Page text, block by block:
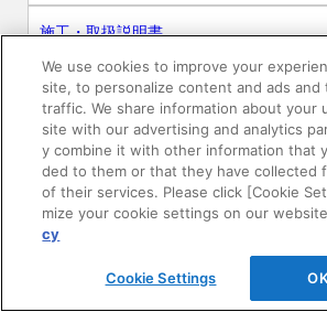
施工・取扱説明書
動画
シミュレーションツール
24時間換気システム〈エアスマート〉
簡易設計見積ソフト
R&Dセンター環境測定・分析サービス
We use cookies to improve your
site, to personalize content and ads and
traffic. We share information about your
site with our advertising and analytics
y combine it with other information that
ded to them or that they have collected
of their services. Please click [Cookie
mize your cookie settings on our
cy
Cookie Settings